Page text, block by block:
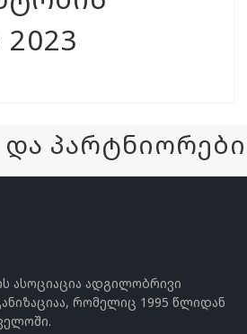
პარტნიორები
ასოციაცია ადგილობრივი
რომელიც 1995 წლიდან